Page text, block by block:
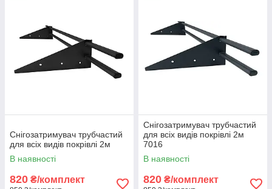
Снігозатримувач трубчастий
для всіх видів покрівлі 2м
В наявності
820 ₴/комплект
Снігозатримувач трубчастий
для всіх видів покрівлі 2м
7016
В наявності
820 ₴/комплект